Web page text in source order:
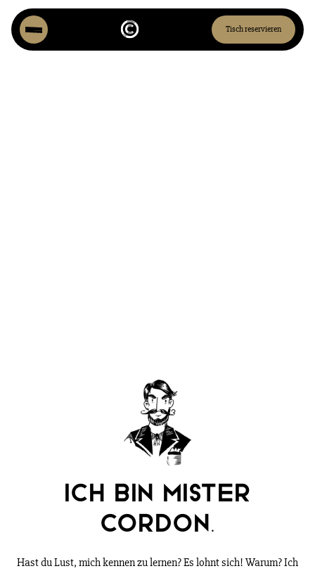
Tisch reservieren
Ich bin Mister
Cordon.
Hast du Lust, mich kennen zu lernen? Es lohnt sich! Warum? Ich